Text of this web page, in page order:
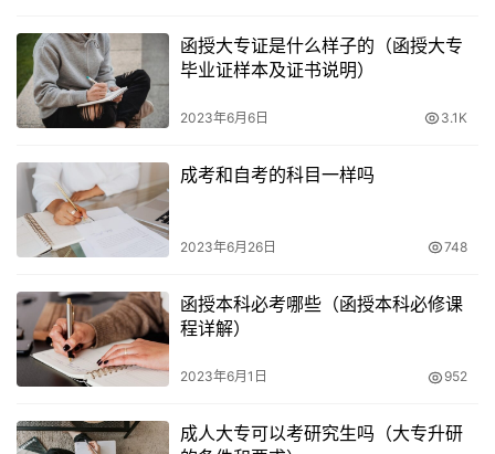
函授大专证是什么样子的（函授大专
毕业证样本及证书说明）
2023年6月6日 3.1K
成考和自考的科目一样吗
2023年6月26日 748
函授本科必考哪些（函授本科必修课
程详解）
2023年6月1日 952
成人大专可以考研究生吗（大专升研